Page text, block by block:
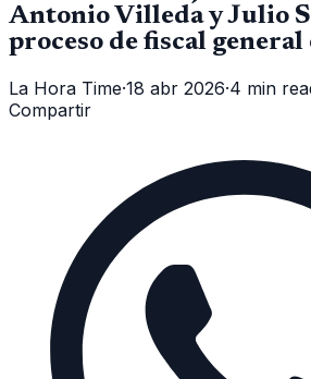
Antonio Villeda y Julio
proceso de fiscal general
La Hora Time·18 abr 2026·4 min
Compartir